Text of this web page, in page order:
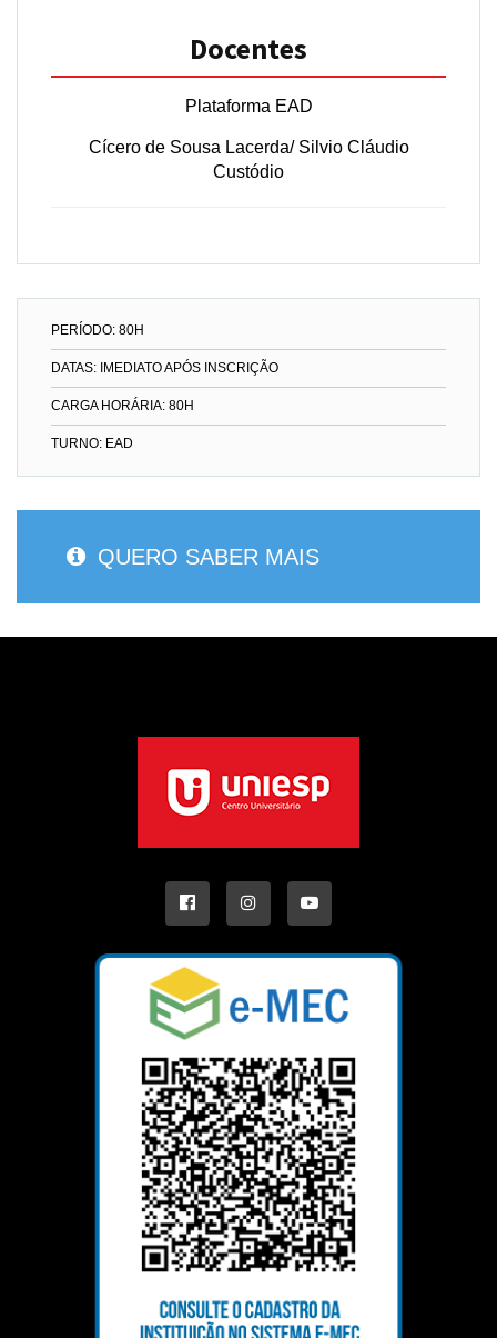
Docentes
Plataforma EAD
Cícero de Sousa Lacerda/ Silvio Cláudio
Custódio
PERÍODO: 80H
DATAS: IMEDIATO APÓS INSCRIÇÃO
CARGA HORÁRIA: 80H
TURNO: EAD
QUERO SABER MAIS